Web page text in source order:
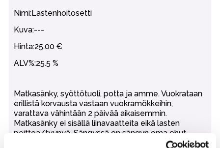
Lastenhoitosetti
---
25.00 €
25.5 %
Matkasänky, syöttötuoli, potta ja amme. Vuokrataan
erillistä korvausta vastaan vuokramökkeihin,
varattava vähintään 2 päivää aikaisemmin.
Matkasänky ei sisällä liinavaatteita eikä lasten
peittoa/tyynyä. Sängyssä on sängyn oma ohut
patja/ pohja. Koko setti on vuokrattava kerralla.